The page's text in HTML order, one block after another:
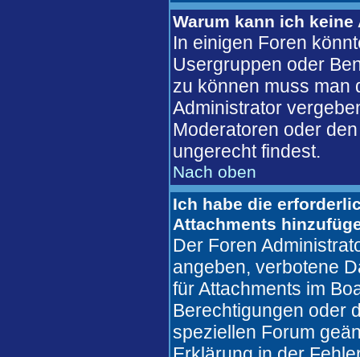
Warum kann ich
In einigen Foren
Usergruppen oder
zu können muss man
Administrator
Moderatoren oder
ungerecht findest.
Nach oben
Ich habe die
Attachments
Der Foren
angeben, verbotene
für Attachments im
Berechtigungen oder
speziellen Forum